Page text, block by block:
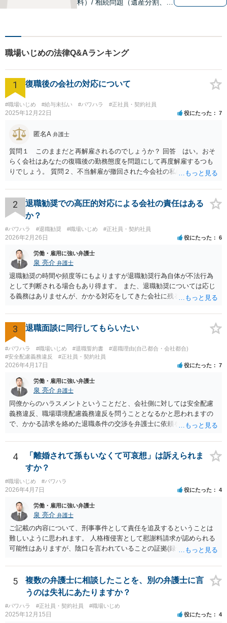
料）/ 相続問題（遺産分割、遺
職場いじめの法律Q&Aランキング
1 復職後の会社の対応について
#職場いじめ #給与未払い #パワハラ #正社員・契約社員
2025年12月22日 役にたった 7
匿名A 弁護士
質問１ このままだと再解雇されるのでしょうか？ 回答 はい。おそ
らく会社はあなたの復職後の勤務態度を問題にして再度解雇するつも
りでしょう。 質問２、不当解雇が撤回された今会社の私に対する不当
をすることができるので、注意指導だけでは訴えることは難しいでし
ょう。ただ、その内容が注意指導に必要な程度を超えた「ハラスメン
ト」になっていれば、訴えることができます（不法行為に基づく損害
賠償請求訴訟）。ただし、賠償額は極めて低額でしょう。以前の解雇
の際弁護士に依頼しているのであれば、証拠収集などについてその先
生に早めに相談しておくことをお勧めします。 質問３、退職を合意と
する金銭解決を再度持ちかける事は有効ですが？ 回答 有効ではない
でしょう。一般に、会社はあなたに「自主退職」してほしいと考えて
嫌がらせをしています。ですので、「会社があなたにお金を払う」の
は抵抗するでしょう。あるいは極めて低額な解決金での退職となるで
しょう。また、自分から金銭解決を持ちかけるのは弱みを見せること
なので作戦的にもお勧めしません。「自分は絶対に辞めない！」とい
う態度を見せて、会社から金銭解決（退職勧奨による自主退職）を持
ち掛けさせるのがベストです。あらゆる交渉ごとに共通するセオリー
ですが、自分から持ち掛ければこちらの立場が弱くなり、相手から持
ち掛けさせればこちらの立場が強くなるのです。 補足 私のお勧め
は、個人で加入できる労働組合（ユニオンとか合同労組と呼ばれる労
働組合）に加入して団体交渉することです。本当は復職時に加入して
交渉できた）。ですが今からでも遅くありません。労働組合に入って
団体交渉し、その中で場合によっては金銭解決を目指すというのが良
いと思います。
2
退職勧奨での高圧的対応による会社の責任はある
か？
#パワハラ #退職勧奨 #職場いじめ #正社員・契約社員
2026年2月26日 役にたった 6
労働・雇用に強い弁護士
泉 亮介 弁護士
退職勧奨の時間や頻度等にもよりますが退職勧奨行為自体が不法行為
として判断される場合もあり得ます。 また、退職勧奨については応じ
る義務はありませんが、かかる対応をしてきた会社に残るということ
奨に応じる代わりに金銭的な交渉をし、お金を払ってもらって会社を
辞めるということがよく行われるかと思われますので、そうした対応
も選択肢に入れても良いでしょう。 その場合、ご自身で会社と対応し
ていくことは難しいと思われますので弁護士への依頼を前提とするこ
ととなるかと思われます。
3 退職面談に同行してもらいたい
#パワハラ #職場いじめ #退職誓約書
#退職理由(自己都合・会社都合)
#安全配慮義務違反
#正社員・契約社員
2026年4月17日 役にたった 7
労働・雇用に強い弁護士
泉 亮介 弁護士
同僚からのハラスメントということだと、会社側に対しては安全配慮
義務違反、職場環境配慮義務違反を問うこととなるかと思われますの
で、かかる請求を絡めた退職条件の交渉を弁護士に依頼をされた方が
くなり全て弁護士が窓口となるため精神的な負担も軽くなるでしょ
う。
4
「離婚されて孫もいなくて可哀想」は訴えられま
すか？
#職場いじめ #パワハラ
2026年4月7日 役にたった 4
労働・雇用に強い弁護士
泉 亮介 弁護士
ご記載の内容について、刑事事件として責任を追及するということは
難しいように思われます。 人格権侵害として慰謝料請求が認められる
可能性はありますが、陰口を言われていることの証拠(録音等)が必要と
5
複数の弁護士に相談したことを、別の弁護士に言
うのは失礼にあたりますか？
#パワハラ #正社員・契約社員 #職場いじめ
2025年12月15日 役にたった 4